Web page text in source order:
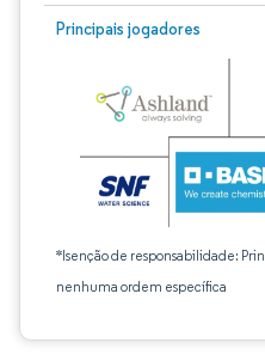
Principais jogadores
*Isenção de responsabilidade:
nenhuma ordem específica